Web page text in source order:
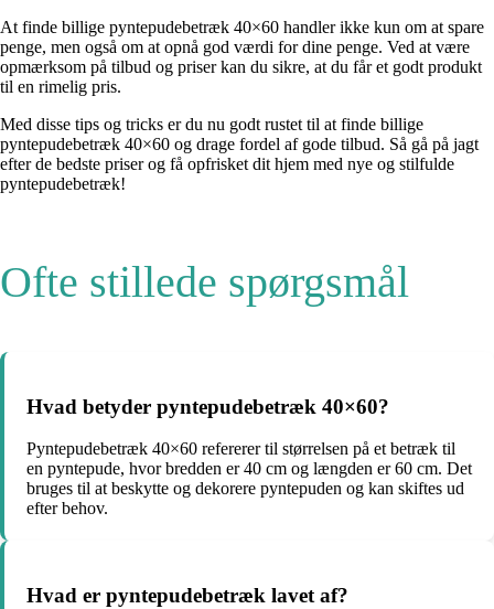
At finde billige pyntepudebetræk 40×60 handler ikke kun om at spare
penge, men også om at opnå god værdi for dine penge. Ved at være
opmærksom på tilbud og priser kan du sikre, at du får et godt produkt
til en rimelig pris.
Med disse tips og tricks er du nu godt rustet til at finde billige
pyntepudebetræk 40×60 og drage fordel af gode tilbud. Så gå på jagt
efter de bedste priser og få opfrisket dit hjem med nye og stilfulde
pyntepudebetræk!
Ofte stillede spørgsmål
Hvad betyder pyntepudebetræk 40×60?
Pyntepudebetræk 40×60 refererer til størrelsen på et betræk til
en pyntepude, hvor bredden er 40 cm og længden er 60 cm. Det
bruges til at beskytte og dekorere pyntepuden og kan skiftes ud
efter behov.
Hvad er pyntepudebetræk lavet af?